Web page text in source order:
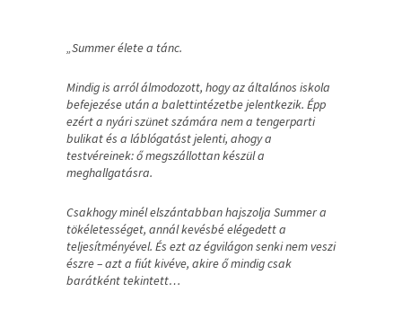
„Summer élete a tánc.
Mindig is arról álmodozott, hogy az általános iskola
befejezése után a balettintézetbe jelentkezik. Épp
ezért a nyári szünet számára nem a tengerparti
bulikat és a láblógatást jelenti, ahogy a
testvéreinek: ő megszállottan készül a
meghallgatásra.
Csakhogy minél elszántabban hajszolja Summer a
tökéletességet, annál kevésbé elégedett a
teljesítményével. És ezt az égvilágon senki nem veszi
észre – azt a fiút kivéve, akire ő mindig csak
barátként tekintett…